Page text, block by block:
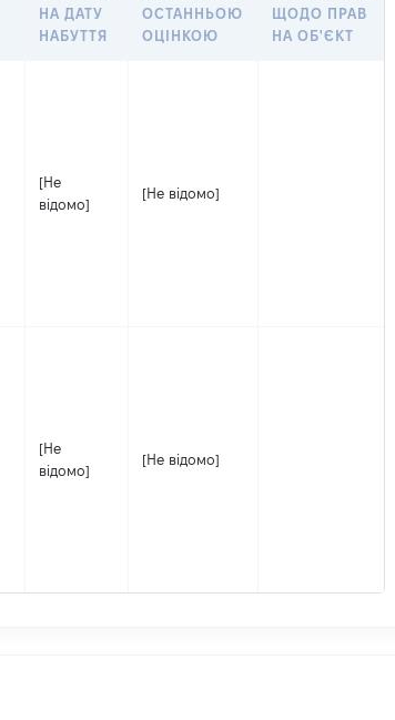
НА ДАТУ
НАБУТТЯ
ОСТАННЬОЮ
ОЦІНКОЮ
ЩОДО ПРАВ
НА ОБ'ЄКТ
[Не
відомо]
[Не відомо]
[Не
відомо]
[Не відомо]